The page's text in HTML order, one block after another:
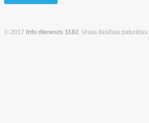
© 2017 Info dienests 1182. Visas tiesības paturētas.